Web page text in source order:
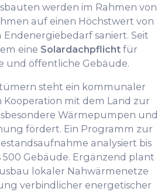
werden im Rahmen von
auf einen Höchstwert von
Endenergiebedarf saniert. Seit
eine Solardachpflichtfür
und öffentliche Gebäude.
steht ein kommunaler
Kooperation mit dem Land zur
Wärmepumpen und
fördert. Ein Programm zur
analysiert bis
500 Gebäude. Ergänzend plant
lokaler Nahwärmenetze
verbindlicher energetischer